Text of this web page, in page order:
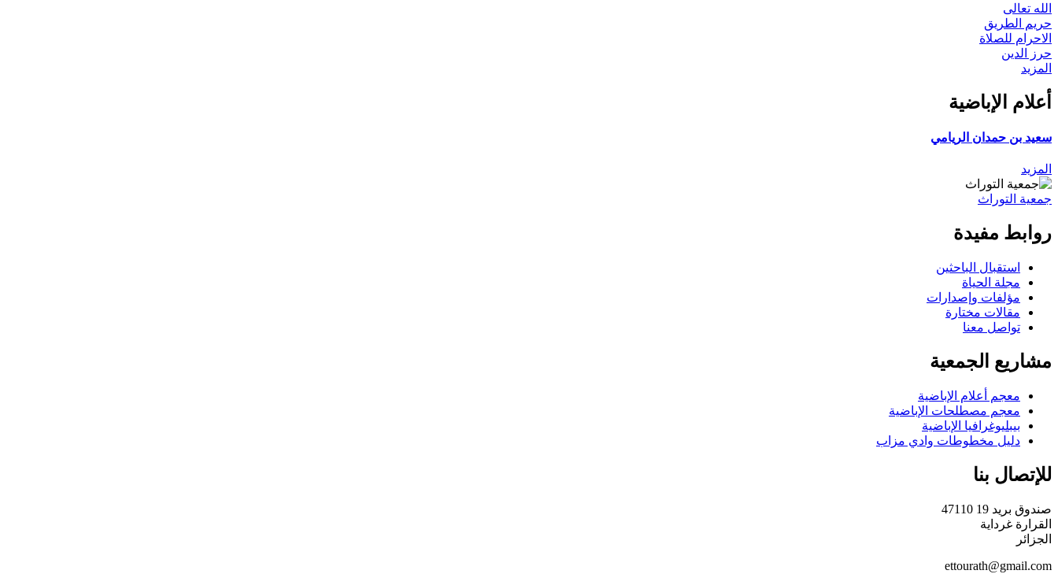
الله تعالى
حريم الطريق
الاحرام للصلاة
حرز الدين
المزيد
أعلام الإباضية
سعيد بن حمدان الريامي
المزيد
جمعية التوراث
روابط مفيدة
استقبال الباحثين
مجلة الحياة
مؤلفات وإصدارات
مقالات مختارة
تواصل معنا
مشاريع الجمعية
معجم أعلام الإباضية
معجم مصطلحات الإباضية
بيبليوغرافيا الإباضية
دليل مخطوطات وادي مزاب
للإتصال بنا
صندوق بريد 19 47110
القرارة غرداية
الجزائر
ettourath@gmail.com